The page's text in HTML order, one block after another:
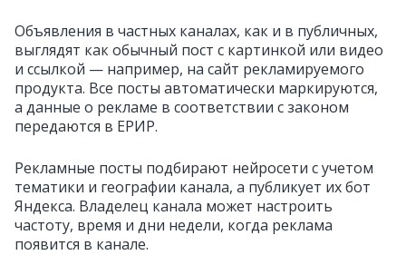
Объявления в частных каналах, как и в публичных,
выглядят как обычный пост с картинкой или видео
и ссылкой — например, на сайт рекламируемого
продукта. Все посты автоматически маркируются,
а данные о рекламе в соответствии с законом
передаются в ЕРИР.
Рекламные посты подбирают нейросети с учетом
тематики и географии канала, а публикует их бот
Яндекса. Владелец канала может настроить
частоту, время и дни недели, когда реклама
появится в канале.